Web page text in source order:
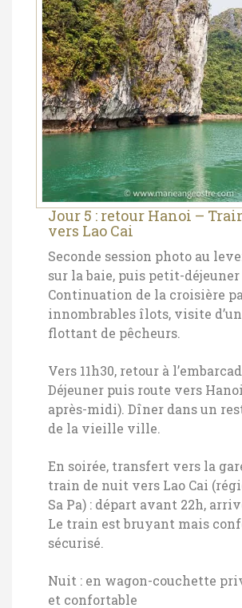
Jour 5 : retour Hanoi –
vers Lao Cai
Seconde session photo au
sur la baie, puis petit-déjeuner
Continuation de la croisière
innombrables îlots, visite
flottant de pêcheurs.
Vers 11h30, retour à
Déjeuner puis route vers
après-midi). Dîner dans un
de la vieille ville.
En soirée, transfert vers la
train de nuit vers Lao Cai
Sa Pa) : départ avant 22h,
Le train est bruyant mais
sécurisé.
Nuit : en wagon-couchette
et confortable